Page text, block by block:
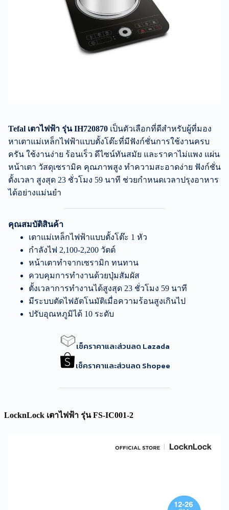
Tefal เตาไฟฟ้า รุ่น IH720870 เป็นตัวเลือกที่ดีสำหรับผู้ที่มอง
หาเตาแม่เหล็กไฟฟ้าแบบตั้งโต๊ะที่มีฟังก์ชั่นการใช้งานครบ
ครัน ใช้งานง่าย ร้อนเร็ว ดีไซน์ทันสมัย และราคาไม่แพง แผ่น
หน้าเตา วัสดุเซรามิค คุณภาพสูง ทำความสะอาดง่าย ฟังก์ชั่น
ตั้งเวลา สูงสุด 23 ชั่วโมง 59 นาที ช่วยกำหนดเวลาปรุงอาหาร
ได้อย่างแม่นยำ
คุณสมบัติสินค้า
เตาแม่เหล็กไฟฟ้าแบบตั้งโต๊ะ 1 หัว
กำลังไฟ 2,100-2,200 วัตต์
หน้าเตาทำจากเซรามิก ทนทาน
ควบคุมการทำงานด้วยปุ่มสัมผัส
ตั้งเวลาการทำงานได้สูงสุด 23 ชั่วโมง 59 นาที
มีระบบตัดไฟอัตโนมัติเมื่อความร้อนสูงเกินไป
ปรับอุณหภูมิได้ 10 ระดับ
เช็คราคาและส่วนลด Lazada
เช็คราคาและส่วนลด Shopee
LocknLock เตาไฟฟ้า รุ่น FS-IC001-2